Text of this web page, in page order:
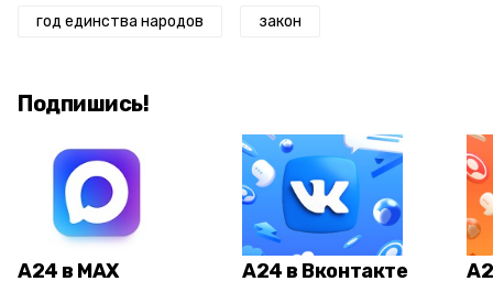
год единства народов закон
Подпишись!
А24 в MAX А24 в Вконтакте